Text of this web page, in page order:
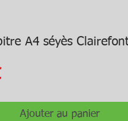
A4 séyès
Prix
Ajouter au panier